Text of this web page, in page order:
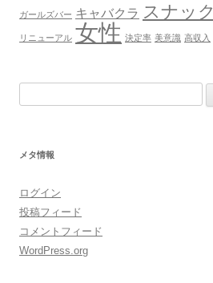
ガールズバー キャバクラ スナック
リニューアル 女性 決定率 美意識 高収入
索:
メタ情報
ログイン
投稿フィード
コメントフィード
WordPress.org